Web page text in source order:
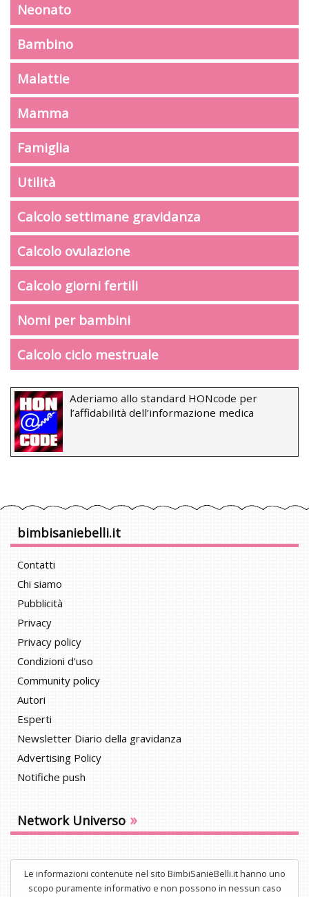
Neonato
Bambino
Malattie
Mamma
Famiglia
Utilità
Calcolo settimane gravidanza
Calcolo ovulazione
Calcolo giorni fertili
Nomi per bambini
Calcolo ciclo mestruale
Aderiamo allo standard HONcode per
l’affidabilità dell’informazione medica
bimbisaniebelli.it
Contatti
Chi siamo
Pubblicità
Privacy
Privacy policy
Condizioni d'uso
Community policy
Autori
Esperti
Newsletter Diario della gravidanza
Advertising Policy
Notifiche push
Network Universo »
Le informazioni contenute nel sito BimbiSanieBelli.it hanno uno
scopo puramente informativo e non possono in nessun caso